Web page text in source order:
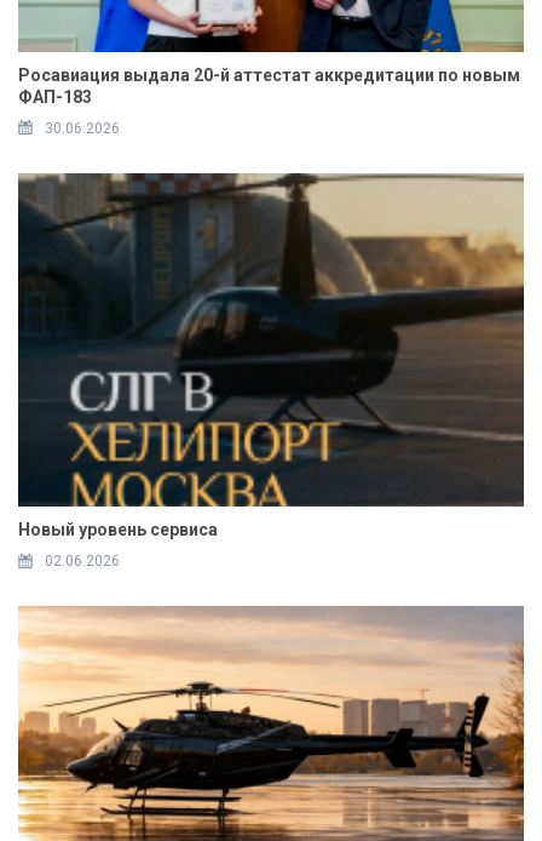
Росавиация выдала 20-й аттестат аккредитации по новым
ФАП-183
30.06.2026
Новый уровень сервиса
02.06.2026